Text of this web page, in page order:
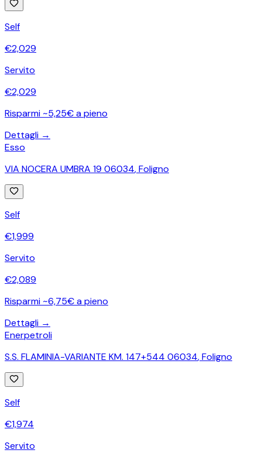
Self
€2,029
Servito
€2,029
Risparmi ~5,25€ a pieno
Dettagli →
Esso
VIA NOCERA UMBRA 19 06034,Foligno
Self
€1,999
Servito
€2,089
Risparmi ~6,75€ a pieno
Dettagli →
Enerpetroli
S.S. FLAMINIA-VARIANTE KM. 147+544 06034,Foligno
Self
€1,974
Servito